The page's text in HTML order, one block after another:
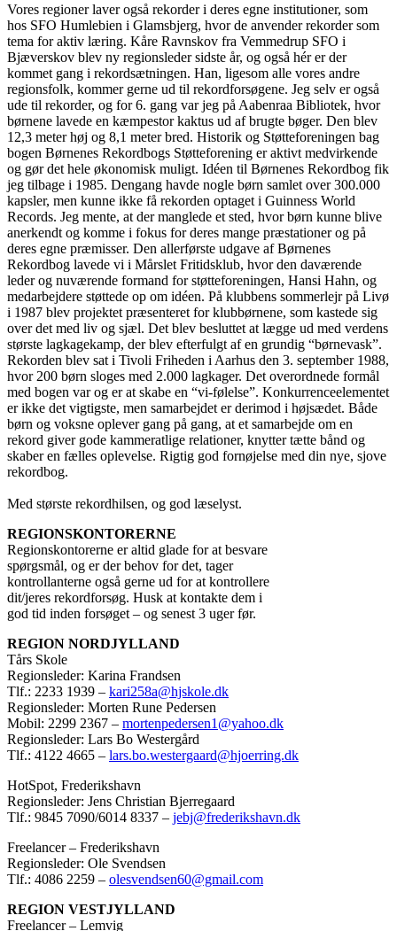
Vores regioner laver også rekorder i deres egne institutioner, som
hos SFO Humlebien i Glamsbjerg, hvor de anvender rekorder som
tema for aktiv læring. Kåre Ravnskov fra Vemmedrup SFO i
Bjæverskov blev ny regionsleder sidste år, og også hér er der
kommet gang i rekordsætningen. Han, ligesom alle vores andre
regionsfolk, kommer gerne ud til rekordforsøgene. Jeg selv er også
ude til rekorder, og for 6. gang var jeg på Aabenraa Bibliotek, hvor
børnene lavede en kæmpestor kaktus ud af brugte bøger. Den blev
12,3 meter høj og 8,1 meter bred. Historik og Støtteforeningen bag
bogen Børnenes Rekordbogs Støtteforening er aktivt medvirkende
og gør det hele økonomisk muligt. Idéen til Børnenes Rekordbog fik
jeg tilbage i 1985. Dengang havde nogle børn samlet over 300.000
kapsler, men kunne ikke få rekorden optaget i Guinness World
Records. Jeg mente, at der manglede et sted, hvor børn kunne blive
anerkendt og komme i fokus for deres mange præstationer og på
deres egne præmisser. Den allerførste udgave af Børnenes
Rekordbog lavede vi i Mårslet Fritidsklub, hvor den daværende
leder og nuværende formand for støtteforeningen, Hansi Hahn, og
medarbejdere støttede op om idéen. På klubbens sommerlejr på Livø
i 1987 blev projektet præsenteret for klubbørnene, som kastede sig
over det med liv og sjæl. Det blev besluttet at lægge ud med verdens
største lagkagekamp, der blev efterfulgt af en grundig “børnevask”.
Rekorden blev sat i Tivoli Friheden i Aarhus den 3. september 1988,
hvor 200 børn sloges med 2.000 lagkager. Det overordnede formål
med bogen var og er at skabe en “vi-følelse”. Konkurrenceelementet
er ikke det vigtigste, men samarbejdet er derimod i højsædet. Både
børn og voksne oplever gang på gang, at et samarbejde om en
rekord giver gode kammeratlige relationer, knytter tætte bånd og
skaber en fælles oplevelse. Rigtig god fornøjelse med din nye, sjove
rekordbog.
Med største rekordhilsen, og god læselyst.
REGIONSKONTORERNE
Regionskontorerne er altid glade for at besvare
spørgsmål, og er der behov for det, tager
kontrollanterne også gerne ud for at kontrollere
dit/jeres rekordforsøg. Husk at kontakte dem i
god tid inden forsøget – og senest 3 uger før.
REGION NORDJYLLAND
Tårs Skole
Regionsleder: Karina Frandsen
Tlf.: 2233 1939 – kari258a@hjskole.dk
Regionsleder: Morten Rune Pedersen
Mobil: 2299 2367 – mortenpedersen1@yahoo.dk
Regionsleder: Lars Bo Westergård
Tlf.: 4122 4665 – lars.bo.westergaard@hjoerring.dk
HotSpot, Frederikshavn
Regionsleder: Jens Christian Bjerregaard
Tlf.: 9845 7090/6014 8337 – jebj@frederikshavn.dk
Freelancer – Frederikshavn
Regionsleder: Ole Svendsen
Tlf.: 4086 2259 – olesvendsen60@gmail.com
REGION VESTJYLLAND
Freelancer – Lemvig